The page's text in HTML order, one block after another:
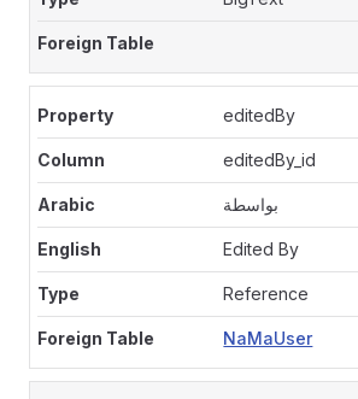
editedBy
editedBy_id
بواسطة
Edited By
Reference
NaMaUser